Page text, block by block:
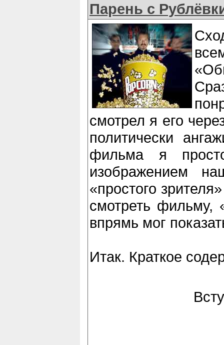
Парень с
смотрел я его
политически
фильма я
изображением
«простого
смотреть фильму,
впрямь мог
Итак. Краткое